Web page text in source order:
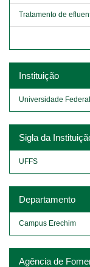
Tratamento de
Instituição
Universidade Federal
Sigla da
UFFS
Departamento
Campus Erechim
Agência de